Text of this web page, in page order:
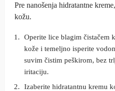
Pre nanošenja hidratantne
kožu.
Operite lice blagim čistačem
kože i temeljno isperite
suvim čistim peškirom, bez
iritaciju.
Izaberite hidratantnu kremu